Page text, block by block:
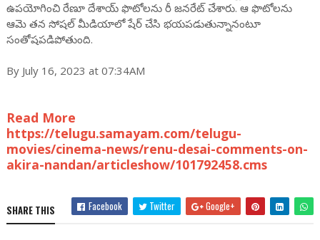
ఉప‌యోగించి రేణూ దేశాయ్ ఫొటోల‌ను రీ జ‌న‌రేట్ చేశారు. ఆ ఫొటోల‌ను
ఆమె త‌న సోష‌ల్ మీడియాలో షేర్ చేసి భ‌య‌ప‌డుతున్నానంటూ
సంతోష‌ప‌డిపోతుంది.
By July 16, 2023 at 07:34AM
Read More
https://telugu.samayam.com/telugu-
movies/cinema-news/renu-desai-comments-on-
akira-nandan/articleshow/101792458.cms
SHARE THIS Facebook Twitter Google+